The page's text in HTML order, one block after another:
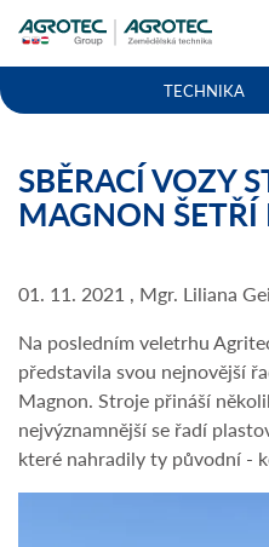
TECHNIKA
SBĚRACÍ VOZY
MAGNON ŠETŘÍ
01. 11. 2021 , Mgr. Liliana
Na posledním veletrhu
představila svou nejnovější
Magnon. Stroje přináší
nejvýznamnější se řadí
které nahradily ty původní -